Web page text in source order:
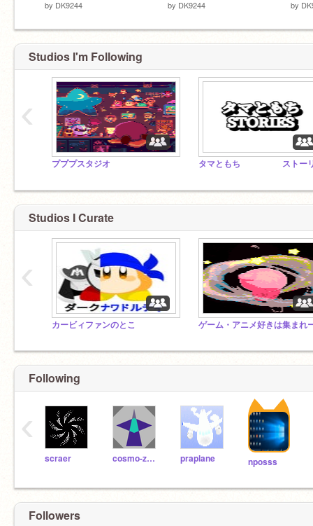
by DK9244 by DK9244 by
Studios I'm Following
プププスタジオ
‹
Studios I Curate
カービィファンのとこ
‹
Following
scraer cosmo-zero praplane nposss
‹
Followers